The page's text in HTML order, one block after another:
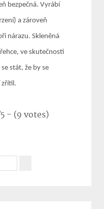
bezpečná. Vyrábí
a zároveň
nárazu. Skleněná
ve skutečnosti
stát, že by se
zřítil.
- (9 votes)